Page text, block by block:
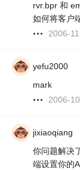
rvr.bpr 和
如何将客户
2006-
yefu2000
mark
2006-
jixiaoqiang
你问题解决
端设置你的